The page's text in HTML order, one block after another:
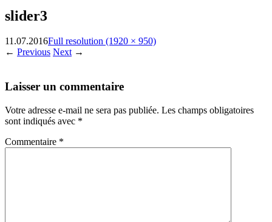
slider3
11.07.2016Full resolution (1920 × 950)
← Previous Next →
Laisser un commentaire
Votre adresse e-mail ne sera pas publiée. Les champs obligatoires
sont indiqués avec *
Commentaire *